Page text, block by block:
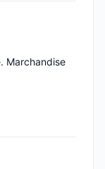
Marchandise